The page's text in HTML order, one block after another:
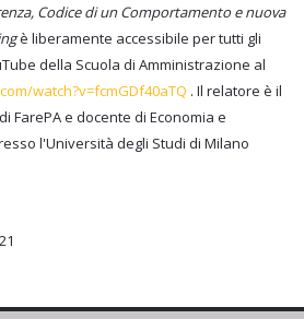
Codice di un Comportamento e nuova
è liberamente accessibile per tutti gli
della Scuola di Amministrazione al
watch?v=fcmGDf40aTQ . Il relatore è il
FarePA e docente di Economia e
l'Università degli Studi di Milano